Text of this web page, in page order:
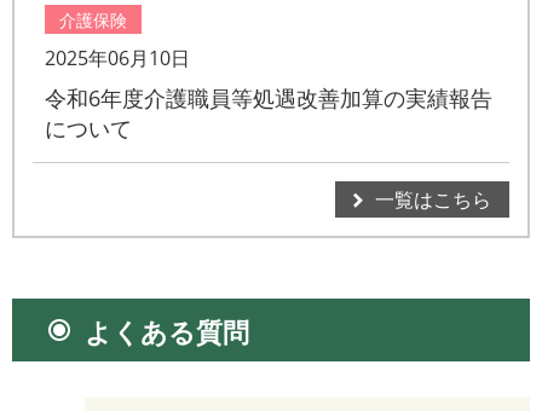
介護保険
2025年06月10日
令和6年度介護職員等処遇改善加算の実績報告
について
一覧はこちら
よくある質問